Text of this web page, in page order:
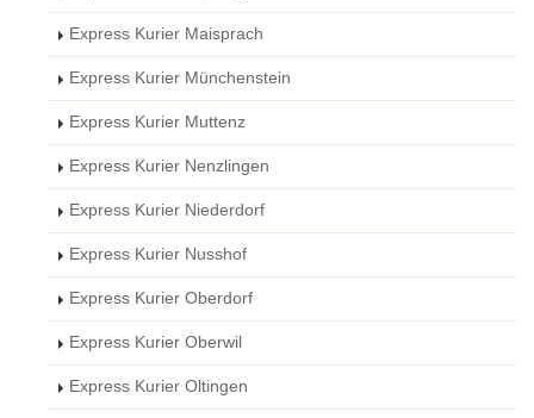
Express Kurier Maisprach
Express Kurier Münchenstein
Express Kurier Muttenz
Express Kurier Nenzlingen
Express Kurier Niederdorf
Express Kurier Nusshof
Express Kurier Oberdorf
Express Kurier Oberwil
Express Kurier Oltingen